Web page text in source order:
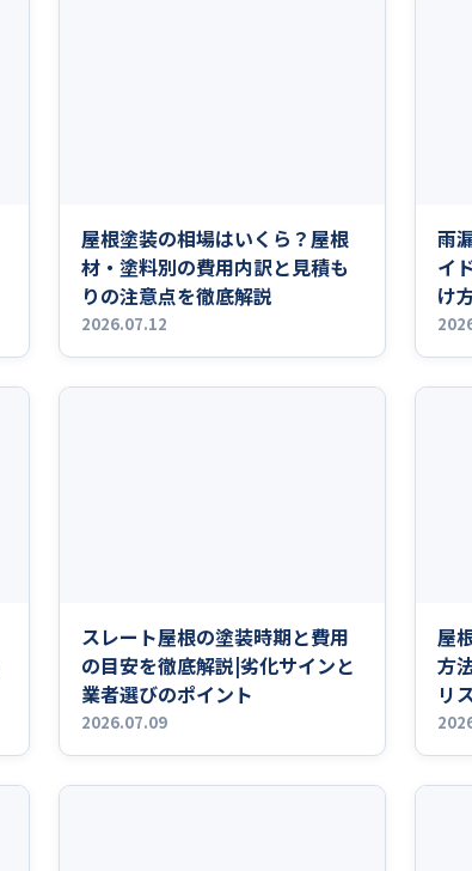
屋根塗装の相場はいくら？屋根
材・塗料別の費用内訳と見積も
りの注意点を徹底解説
2026.07.12
雨
イ
け
スレート屋根の塗装時期と費用
の目安を徹底解説|劣化サインと
業者選びのポイント
2026.07.09
屋
方
リ